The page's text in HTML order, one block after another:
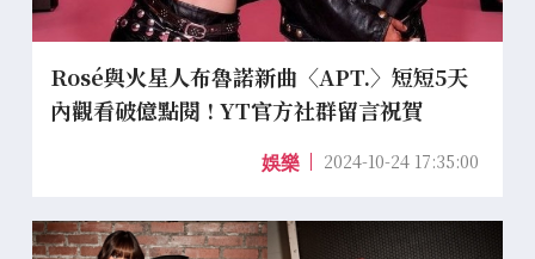
Rosé與火星人布魯諾新曲〈APT.〉短短5天
內觀看破億點閱 ! YT官方社群留言祝賀
娛樂 2024-10-24 17:35:00